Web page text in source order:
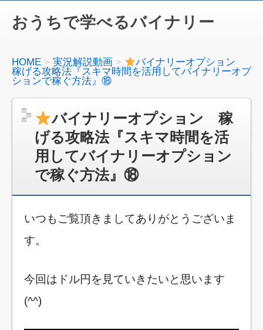
おうちで学べるバイナリー
HOME 実況解説動画
バイナリーオプション
稼げる攻略法『スキマ時間を活用してバイナリーオプ
ションで稼ぐ方法』⑱
バイナリーオプション 稼
げる攻略法『スキマ時間を活
用してバイナリーオプション
で稼ぐ方法』⑱
いつもご覧頂きましてありがとうございま
す。
今回はドル円を見ていきたいと思います
(^^)